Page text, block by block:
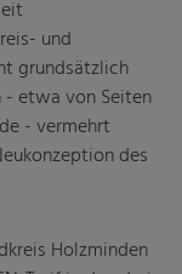
und
grundsätzlich
- etwa von Seiten
- vermehrt
des
Holzminden